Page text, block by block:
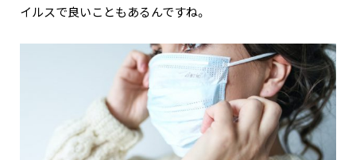
イルスで良いこともあるんですね。